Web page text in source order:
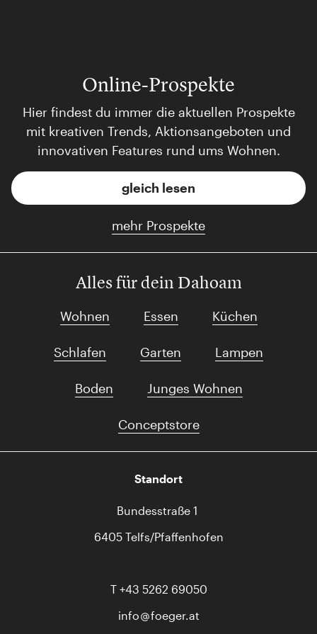
Online-Prospekte
Hier findest du immer die aktuellen Prospekte
mit kreativen Trends, Aktionsangeboten und
innovativen Features rund ums Wohnen.
gleich lesen
mehr Prospekte
Alles für dein Dahoam
Wohnen Essen Küchen
Schlafen Garten Lampen
Boden Junges Wohnen
Conceptstore
Standort
Bundesstraße 1
6405 Telfs/Pfaffenhofen
T +43 5262 69050
info
foeger.at